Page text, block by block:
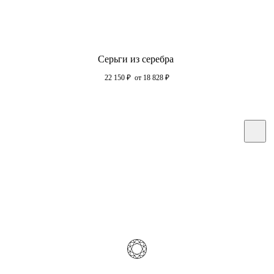
Серьги из серебра
22 150 ₽ от 18 828 ₽